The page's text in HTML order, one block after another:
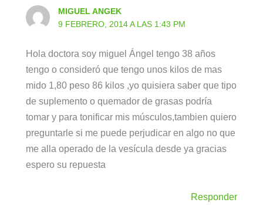
MIGUEL ANGEK
9 FEBRERO, 2014 A LAS 1:43 PM
Hola doctora soy miguel Ángel tengo 38 años
tengo o consideró que tengo unos kilos de mas
mido 1,80 peso 86 kilos ,yo quisiera saber que tipo
de suplemento o quemador de grasas podría
tomar y para tonificar mis músculos,tambien quiero
preguntarle si me puede perjudicar en algo no que
me alla operado de la vesícula desde ya gracias
espero su repuesta
Responder